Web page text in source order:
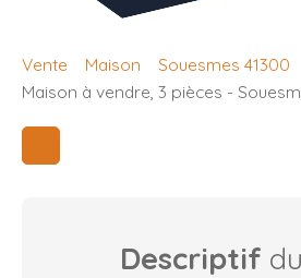
Vente Maison
Souesmes 41300
Maison à vendre, 3 pièces -
Descriptif